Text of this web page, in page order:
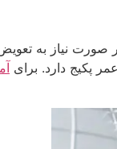
شود تا در صورت
پکیج دارد. برای